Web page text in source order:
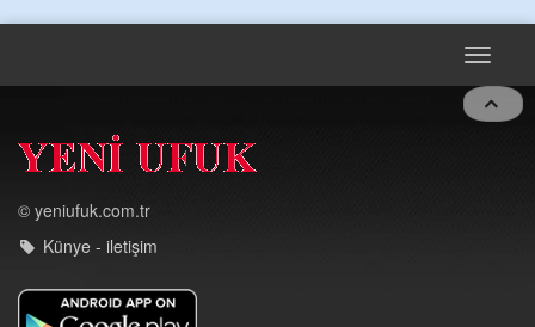
Toggle
© yeniufuk.com.tr
Künye - iletişim